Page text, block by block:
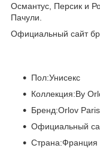
Османтус, Персик и
Пачули.
Официальный сайт
Пол:Унисекс
Коллекция:By
Бренд:Orlov Paris
Официальный
Страна:Франция